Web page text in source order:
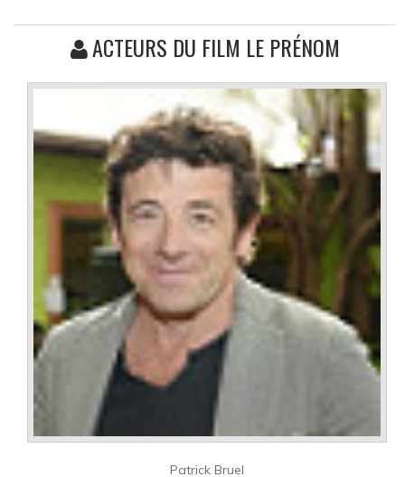
ACTEURS DU FILM LE PRÉNOM
Patrick Bruel